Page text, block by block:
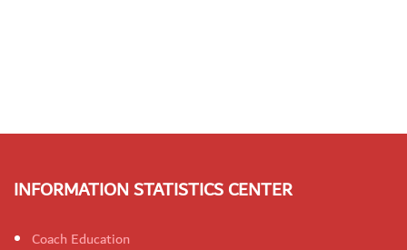
INFORMATION STATISTICS CENTER
Coach Education